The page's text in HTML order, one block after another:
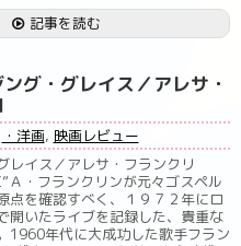
記事を読む
ング・グレイス／アレサ・
・洋画, 映画レビュー
レイス／アレサ・フランクリ
Ａ・フランクリンが元々ゴスペル
点を確認すべく、１９７２年にロ
開いたライブを記録した、貴重な
1960年代に大成功した歌手フラン